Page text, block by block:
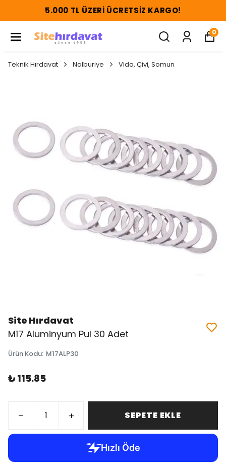
5.000 TL ÜZERI ÜCRETSIZ KARGO!
0
Teknik Hırdavat Nalburiye Vida, Çivi, Somun
Site Hırdavat
M17 Aluminyum Pul 30 Adet
Ürün Kodu: M17ALP30
₺ 115.85
SEPETE EKLE